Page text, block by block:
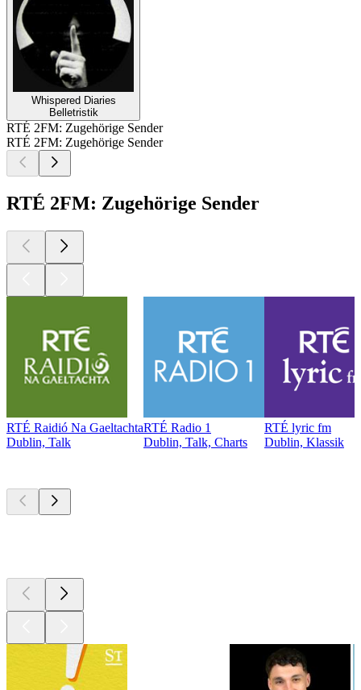
Whispered Diaries
Belletristik
RTÉ 2FM: Zugehörige Sender
RTÉ 2FM: Zugehörige Sender
RTÉ 2FM: Zugehörige Sender
RTÉ Raidió Na Gaeltachta
Dublin, Talk
RTÉ Radio 1
Dublin, Talk, Charts
RTÉ lyric fm
Dublin, Klassik